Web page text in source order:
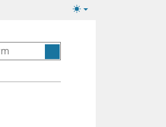
Lichte/donkere